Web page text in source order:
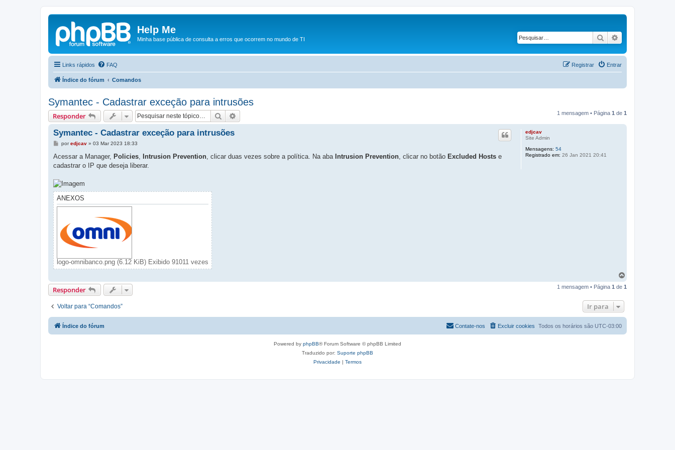
Help Me
Minha base pública de consulta a erros que ocorrem no mundo de TI Pesquisar
Links rápidos FAQ Entrar
Registrar
Índice do fórum Comandos
Symantec - Cadastrar exceção para intrusões
Responder Pesquisar 1 mensagem • Página 1 de 1
edjcav
Site Admin
Mensagens: 54
Registrado em: 26 Jan 2021 20:41
Symantec - Cadastrar exceção para intrusões
M
n
a
e
m
poredjcav» 03 Mar 2023 18:33
Acessar a Manager, Policies Intrusion Prevention , clicar duas vezes sobre a política. Na aba Intrusion Prevention , clicar no botão Excluded Hosts e
cadastrar o IP que deseja liberar.
ANEXOS
logo-omnibanco.png (6.12 KiB) Exibido 91011 vezes
l
t
Responder 1 mensagem • Página 1 de 1
Voltar para “Comandos” Ir para
Índice do fórum Todos os horários são UTC-03:00
Excluir cookies
Contate-nos
Powered by phpBB® Forum Software © phpBB Limited
Traduzido por: Suporte phpBB
Privacidade | Termos